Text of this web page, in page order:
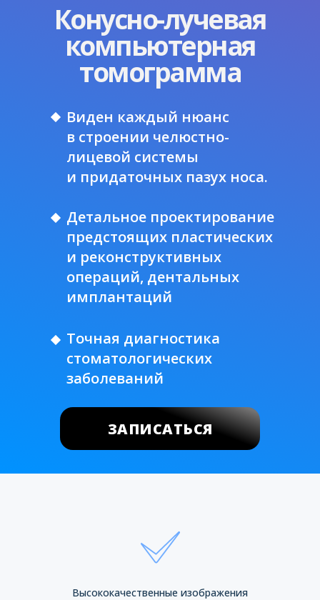
ЗАПИСАТЬСЯ
Конусно-лучевая
компьютерная
томограмма
Виден каждый нюанс
в строении челюстно-
лицевой системы
и придаточных пазух носа.
Детальное проектирование
предстоящих пластических
и реконструктивных
операций, дентальных
имплантаций
Точная диагностика
стоматологических
заболеваний
Высококачественные изображения